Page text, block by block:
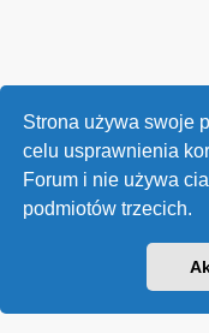
Strona używa swoje
celu usprawnienia
Forum i nie używa
podmiotów trzecich.